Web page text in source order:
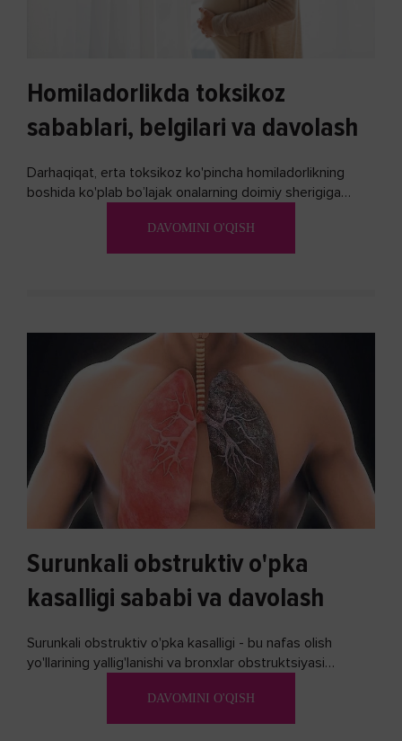
Homiladorlikda toksikoz
sabablari, belgilari va davolash
Darhaqiqat, erta toksikoz ko'pincha homiladorlikning
boshida ko'plab bo’lajak onalarning doimiy sherigiga
biron bir usuli bormi?DAVOMINI O'QISH
Surunkali obstruktiv o'pka
kasalligi sababi va davolash
Surunkali obstruktiv o'pka kasalligi - bu nafas olish
yo'llarining yallig'lanishi va bronxlar obstruktsiyasi
DAVOMINI O'QISH